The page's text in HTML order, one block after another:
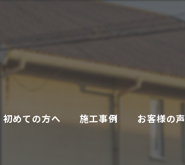
初めての方へ 施工事例
外壁・屋根リフォーム
お客様の声